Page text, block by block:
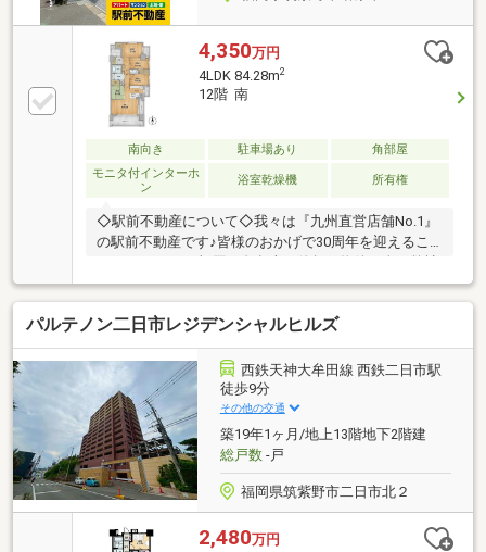
4,350万円
4LDK 84.28m2
12階 南
南向き 駐車場あり
角部屋
モニタ付インターホ
ン
浴室乾燥機 所有権
◇駅前不動産について◇我々は『九州直営店舗No.1』
の駅前不動産です♪皆様のおかげで30周年を迎えるこ
でご紹介可能です!～・～・おすすめポイント～・～・
■上層階12階×角部屋が生み出す開放感。隣戸を気にせ
ず、プライベートな眺望を愉しむ上質な暮らし♪■子ど
も部屋もワークスペースも叶う4LDK！約84㎡の広々空
間で、家族みんながのびのび暮らせます♪■敷地内駐車
場確保！駅チカの軽快アクセスと、マイカーライフの
快適さを両立する軽快な立地が魅力です♪是非お気軽
にお問い合わせください！【担当：杉本 070-7784-
2323】
パルテノン二日市レジデンシャルヒルズ
西鉄天神大牟田線 西鉄二日市駅
徒歩9分
その他の交通
築19年1ヶ月/地上13階地下2階建
総戸数-戸
福岡県筑紫野市二日市北２
2,480万円